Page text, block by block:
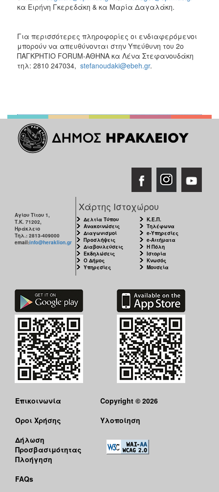
κα Ειρήνη Γκερεδάκη & κα Μαρία Δαγαλάκη.
Για περισσότερες πληροφορίες οι ενδιαφερόμενοι
μπορούν να απευθύνονται στην Υπεύθυνη του 2ο
ΠΑΓΚΡΗΤΙΟ FORUM-ΑΘΗΝΑ κα Λένα Στεφανουδάκη
τηλ: 2810 247034, stefanoudaki@ebeh.gr.
Αγίου Τίτου 1,
Τ.Κ. 71202,
Ηράκλειο
Τηλ.: 2813-409000
email:info@heraklion.gr
Χάρτης Ιστοχώρου
Δελτία Τύπου
Ανακοινώσεις
Διαγωνισμοί
Προσλήψεις
Διαβουλεύσεις
Εκδηλώσεις
Ο Δήμος
Υπηρεσίες
Κ.Ε.Π.
Τηλέφωνα
e-Υπηρεσίες
e-Αιτήματα
Η Πόλη
Ιστορία
Κνωσός
Μουσεία
Επικοινωνία
Όροι Χρήσης
Δήλωση
Προσβασιμότητας
Πλοήγηση
FAQs
Copyright © 2026
Υλοποίηση